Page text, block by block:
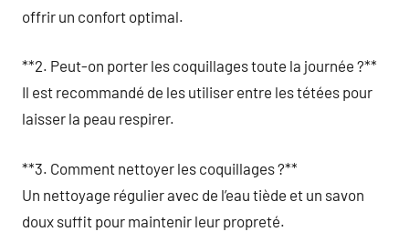
offrir un confort optimal.
**2. Peut-on porter les coquillages toute la journée ?**
Il est recommandé de les utiliser entre les tétées pour
laisser la peau respirer.
**3. Comment nettoyer les coquillages ?**
Un nettoyage régulier avec de l’eau tiède et un savon
doux suffit pour maintenir leur propreté.